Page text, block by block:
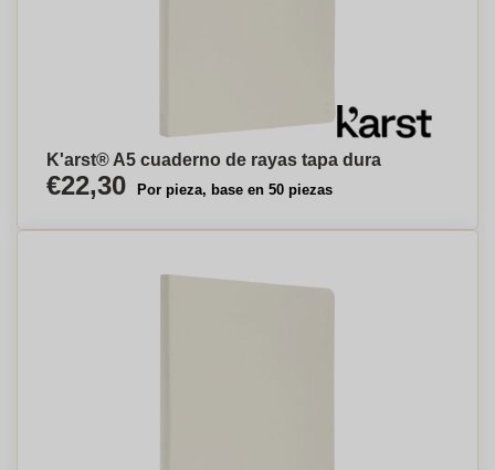
K'arst® A5 cuaderno de rayas tapa dura
€22,30 Por pieza, base en 50 piezas